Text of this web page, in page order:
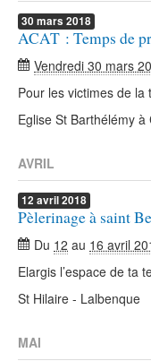
30 mars 2018
ACAT : Temps de
Vendredi 30 mars
Pour les victimes de la
Eglise St Barthélémy à
AVRIL
12 avril2018
Pèlerinage à saint
Du 12 au 16 avril
Elargis l’espace de ta
St Hilaire - Lalbenque
MAI